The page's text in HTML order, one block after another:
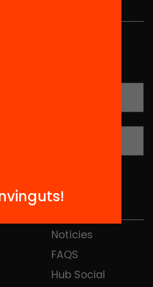
ja han triat Equitat. Rep
per millorar la
Catalunya.
Notícies
FAQS
Hub Social